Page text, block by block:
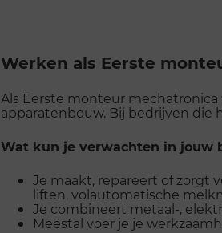
Werken als Eerste
Als Eerste monteur
apparatenbouw. Bij bedrijven
Wat kun je verwachten in jouw
Je maakt, repareert of zorgt
liften, volautomatische
Je combineert metaal-,
Meestal voer je je